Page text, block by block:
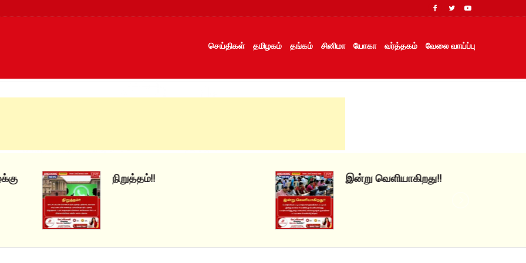
செய்திகள்
தமிழகம் தங்கம் சினிமா யோகா வர்த்தகம் வேலை வாய்ப்பு
நிறுத்தம்!! இன்று வெளியாகிறது!!